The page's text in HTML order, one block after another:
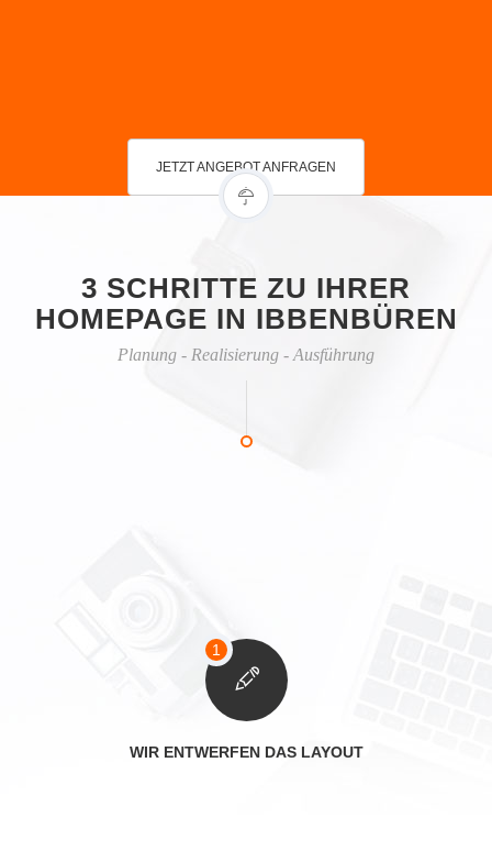
JETZT ANGEBOT ANFRAGEN
3 SCHRITTE ZU IHRER
HOMEPAGE IN IBBENBÜREN
Planung - Realisierung - Ausführung
WIR ENTWERFEN DAS LAYOUT